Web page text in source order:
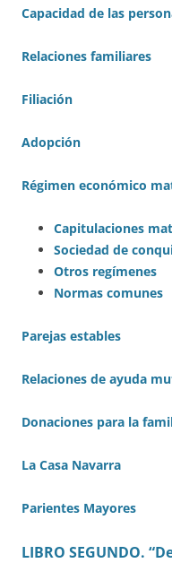
Capacidad de las
Relaciones familiares
Filiación
Adopción
Régimen económico
Capitulaciones
Sociedad de
Otros regímenes
Normas comunes
Parejas estables
Relaciones de ayuda
Donaciones para la
La Casa Navarra
Parientes Mayores
LIBRO SEGUNDO.